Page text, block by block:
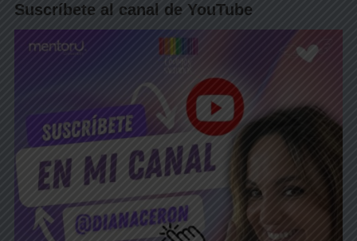
Suscríbete al canal de YouTube